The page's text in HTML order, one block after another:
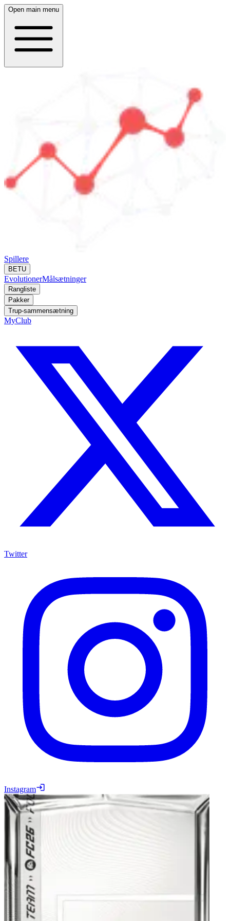
Open main menu
Spillere
BETU
EvolutionerMålsætninger
Rangliste
Pakker
Trup-sammensætning
MyClub
Twitter
Instagram